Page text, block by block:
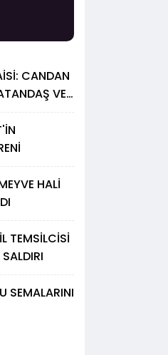
CANDAN
VE
HALİ
TEMSİLCİSİ
SEMALARINI